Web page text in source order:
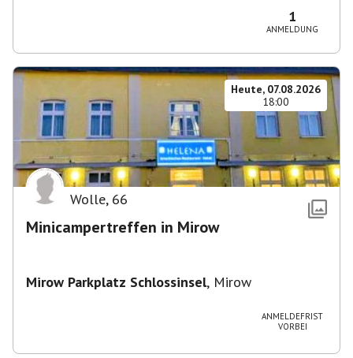
1
ANMELDUNG
Heute, 07.08.2026
18:00
Wolle, 66
Minicampertreffen in Mirow
Mirow Parkplatz Schlossinsel, Mirow
ANMELDEFRIST
VORBEI